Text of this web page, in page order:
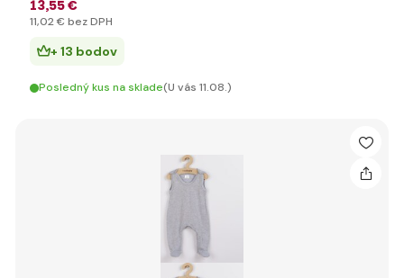
13,55 €
11,02 € bez DPH
+ 13 bodov
Posledný kus na sklade(U vás 11.08.)